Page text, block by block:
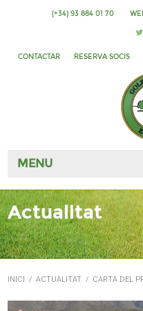
(+34) 93 884 01 70
CONTACTAR RESERVA SOCIS
MENU
Actualitat
INICI / ACTUALITAT / CARTA DEL